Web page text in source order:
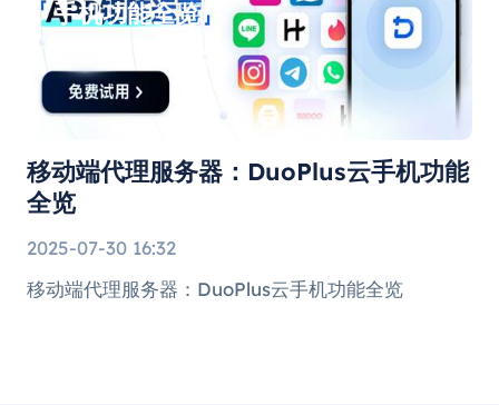
手机功能全览
移动端代理服务器：DuoPlus云手机功能
全览
2025-07-30 16:32
移动端代理服务器：DuoPlus云手机功能全览